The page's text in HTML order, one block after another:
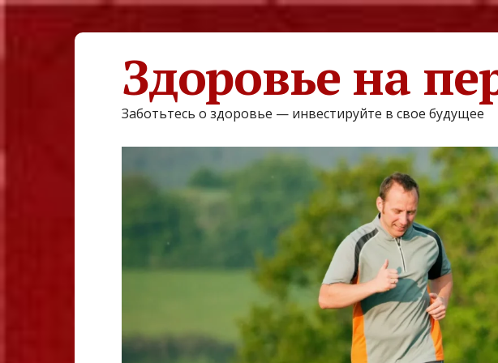
Здоровье на
Заботьтесь о здоровье — инвестируйте в свое будущее